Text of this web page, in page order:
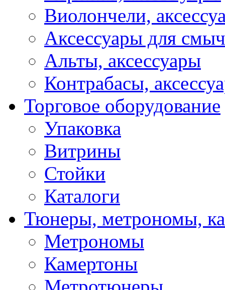
Виолончели,
Аксессуары для
Альты, аксессуары
Контрабасы,
Торговое оборудование
Упаковка
Витрины
Стойки
Каталоги
Тюнеры, метрономы,
Метрономы
Камертоны